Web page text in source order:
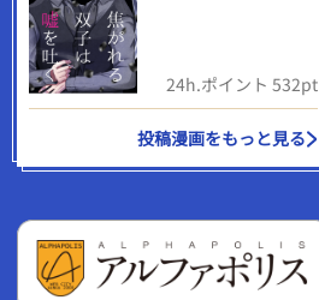
24h.ポイント 532pt
投稿漫画をもっと見る